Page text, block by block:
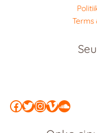
Terms
Facebook
Twitter
Instagram
Vimeo